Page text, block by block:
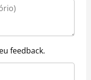
feedback.